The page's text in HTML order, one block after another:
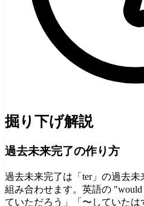
掘り下げ解説
過去未来完了の作り方
過去未来完了は「ter」の過去
組み合わせます。英語の "would
ていただろう」「〜していた